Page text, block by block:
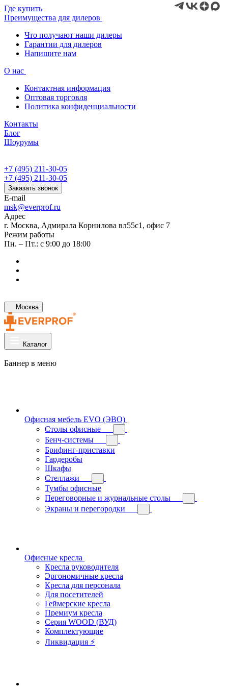
Где купить
Преимущества для дилеров
Что получают наши дилеры
Гарантии для дилеров
Напишите нам
О нас
Контактная информация
Оптовая торговля
Политика конфиденциальности
Контакты
Блог
Шоурумы
+7 (495) 211-30-05
+7 (495) 211-30-05
Заказать звонок
E-mail
msk@everprof.ru
Адрес
г. Москва, Адмирала Корнилова вл55с1, офис 7
Режим работы
Пн. – Пт.: с 9:00 до 18:00
Москва
Каталог
Баннер в меню
Офисная мебель EVO (ЭВО)
Cтолы офисные
Бенч-системы
Брифинг-приставки
Гардеробы
Шкафы
Стеллажи
Тумбы офисные
Переговорные и журнальные столы
Экраны и перегородки
Офисные кресла
Кресла руководителя
Эргономичные кресла
Кресла для персонала
Для посетителей
Геймерские кресла
Премиум кресла
Серия WOOD (ВУД)
Комплектующие
Ликвидация ⚡